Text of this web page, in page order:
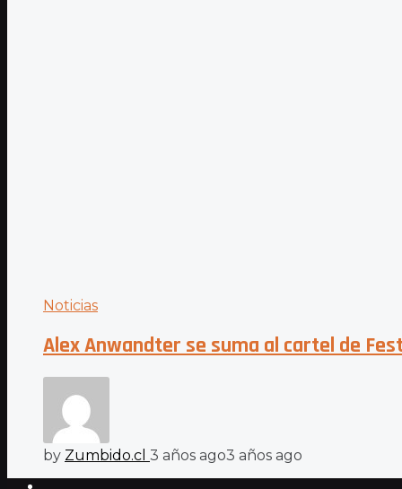
Noticias
Alex Anwandter se suma al cartel de
by Zumbido.cl 3 años ago3 años ago